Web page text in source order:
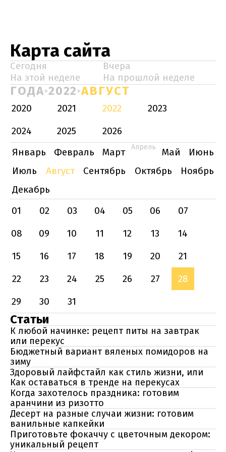
Карта сайта
Сегодня
Вчера
На этой неделе
На прошлой неделе
ГОДА 2022 АВГУСТ
2020 2021 2022
2023
2024
2025
2026
Январь
Февраль Март Апрель Май
Июнь
Июль
Август Сентябрь Октябрь
Ноябрь
Декабрь
01
02 03 04 05 06
07
08
09 10 11 12 13
14
15
16 17 18 19 20
21
22
23 24 25 26 27
28
29
30 31
Статьи
К любой начинке: рецепт питы на завтрак
или перекус
Бюджетный вариант вяленых помидоров на
зиму
Здоровый лайфстайл как стиль жизни, или
Как оставаться в тренде на перекусах
Когда захотелось праздника: готовим
аранчини из ризотто
Десерт на разные случаи жизни: готовим
ванильные капкейки
Приготовьте фокаччу с цветочным декором:
уникальный рецепт